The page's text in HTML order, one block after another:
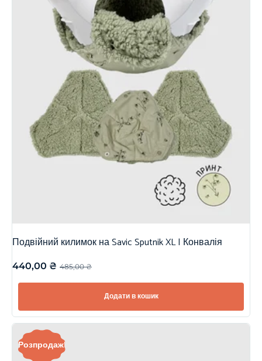
Подвійний килимок на Savic Sputnik XL | Конвалія
485,00₴
440,00 ₴
Додати в кошик
Розпродаж!